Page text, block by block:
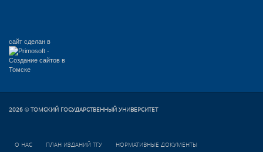
сайт сделан в
2026 © ТОМСКИЙ ГОСУДАРСТВЕННЫЙ УНИВЕРСИТЕТ
О НАС ПЛАН ИЗДАНИЙ ТГУ НОРМАТИВНЫЕ ДОКУМЕНТЫ